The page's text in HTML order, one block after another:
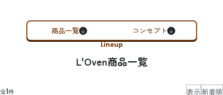
商品一覧 コンセプト
Lineup
L'Oven商品一覧
全1件 表示 新着順